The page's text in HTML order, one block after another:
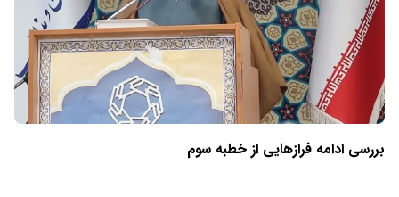
بررسی ادامه فرازهایی از خطبه سوم